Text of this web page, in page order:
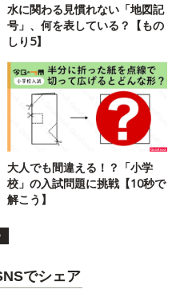
水に関わる見慣れない「地図記
号」、何を表している？【もの
しり5】
大人でも間違える！？「小学
校」の入試問題に挑戦【10秒で
解こう】
でシェア